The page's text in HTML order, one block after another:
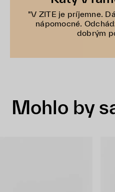
"V ZITE je príjemne.
nápomocné.
dobrým
Mohlo by